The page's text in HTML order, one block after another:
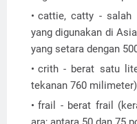
cattie, catty - salah
yang digunakan di
yang setara dengan
crith - berat satu
tekanan 760 milimeter)
frail - berat frail